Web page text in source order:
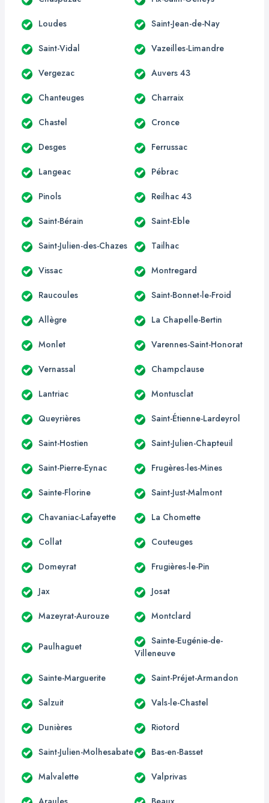
Loudes Saint-Jean-de-Nay
Saint-Vidal Vazeilles-Limandre
Vergezac Auvers 43
Chanteuges Charraix
Chastel Cronce
Desges Ferrussac
Langeac Pébrac
Pinols Reilhac 43
Saint-Bérain Saint-Eble
Saint-Julien-des-Chazes Tailhac
Vissac Montregard
Raucoules Saint-Bonnet-le-Froid
Allègre La Chapelle-Bertin
Monlet Varennes-Saint-Honorat
Vernassal Champclause
Lantriac Montusclat
Queyrières Saint-Étienne-Lardeyrol
Saint-Hostien Saint-Julien-Chapteuil
Saint-Pierre-Eynac Frugères-les-Mines
Sainte-Florine Saint-Just-Malmont
Chavaniac-Lafayette La Chomette
Collat Couteuges
Domeyrat Frugières-le-Pin
Jax Josat
Mazeyrat-Aurouze Montclard
Paulhaguet
Sainte-Eugénie-de-
Villeneuve
Sainte-Marguerite Saint-Préjet-Armandon
Salzuit Vals-le-Chastel
Dunières Riotord
Saint-Julien-Molhesabate Bas-en-Basset
Malvalette Valprivas